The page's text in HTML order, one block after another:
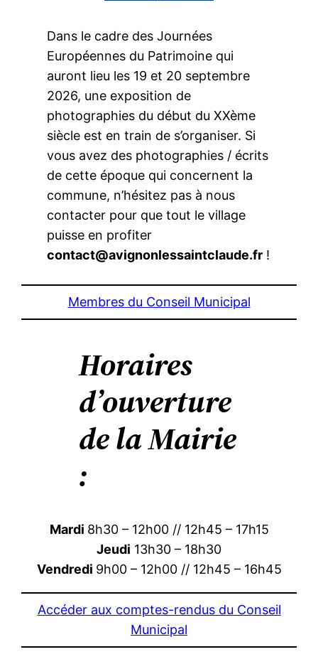
Dans le cadre des Journées
Européennes du Patrimoine qui
auront lieu les 19 et 20 septembre
2026, une exposition de
photographies du début du XXème
siècle est en train de s’organiser. Si
vous avez des photographies / écrits
de cette époque qui concernent la
commune, n’hésitez pas à nous
contacter pour que tout le village
puisse en profiter
contact@avignonlessaintclaude.fr !
Membres du Conseil Municipal
Horaires
d’ouverture
de la Mairie
:
Mardi 8h30 – 12h00 // 12h45 – 17h15
Jeudi 13h30 – 18h30
Vendredi 9h00 – 12h00 // 12h45 – 16h45
Accéder aux comptes-rendus du Conseil
Municipal